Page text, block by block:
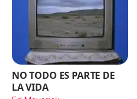
NO TODO ES PARTE DE
LA VIDA